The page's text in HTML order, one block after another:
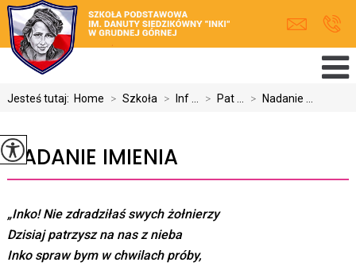
Jesteś tutaj: Home > Szkoła > Inf ... > Pat ... > Nadanie ...
NADANIE IMIENIA
„Inko! Nie zdradziłaś swych żołnierzy
Dzisiaj patrzysz na nas z nieba
Inko spraw bym w chwilach próby,